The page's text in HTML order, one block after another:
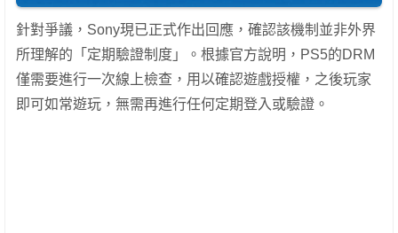
針對爭議，Sony現已正式作出回應，確認該機制並非外界
所理解的「定期驗證制度」。根據官方說明，PS5的DRM
僅需要進行一次線上檢查，用以確認遊戲授權，之後玩家
即可如常遊玩，無需再進行任何定期登入或驗證。